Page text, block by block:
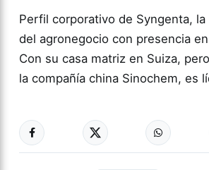
Perfil corporativo de Syngenta, la
del agronegocio con presencia
Con su casa matriz en Suiza,
la compañía china Sinochem, es
ACTUALIDAD